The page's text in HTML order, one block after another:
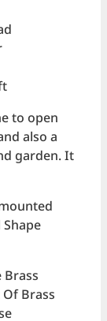
to open
also a
garden. It
Brass
Brass